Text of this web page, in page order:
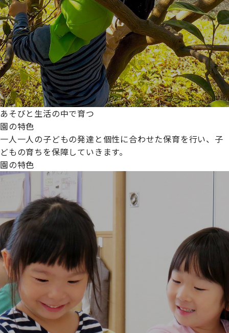
あそびと生活の中で育つ
園の特色
一人一人の子どもの発達と個性に合わせた保育を行い、子
どもの育ちを保障していきます。
園の特色